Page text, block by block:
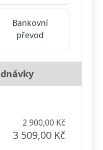
Bankovní
převod
2 900,00 Kč
3 509,00 Kč